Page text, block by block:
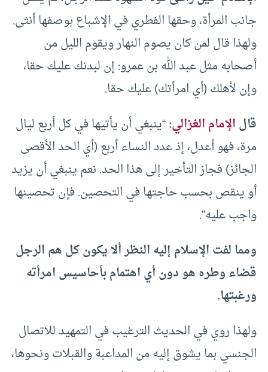
جانب المرأة، وحقها الفطري في الإشباع بوصفها أنثى.
ولهذا قال لمن كان يصوم النهار ويقوم الليل من
أصحابه مثل عبد الله بن عمرو: إن لبدنك عليك حقا،
وإن لأهلك (أي امرأتك) عليك حقا.
قالالإمام الغزالي:“ينبغي أن يأتيها في كل أربع ليال
مرة، فهو أعدل، إذ عدد النساء أربع (أي الحد الأقصى
الجائز) فجاز التأخير إلى هذا الحد. نعم ينبغي أن يزيد
أو ينقص بحسب حاجتها في التحصين. فإن تحصينها
واجب عليه”.
ومما لفت الإسلام إليه النظر ألا يكون كل هم الرجل
قضاء وطره هو دون أي اهتمام بأحاسيس امرأته
ورغبتها.
ولهذا روي في الحديث الترغيب في التمهيد للاتصال
الجنسي بما يشوق إليه من المداعبة والقبلات ونحوها،